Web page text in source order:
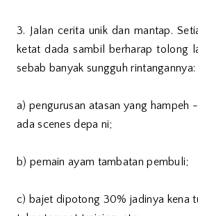
3. Jalan cerita unik dan mantap.
ketat dada sambil berharap tolong
sebab banyak sungguh rintangannya:
a) pengurusan atasan yang hampeh
ada scenes depa ni;
b) pemain ayam tambatan pembuli;
c) bajet dipotong 30% jadinya kena